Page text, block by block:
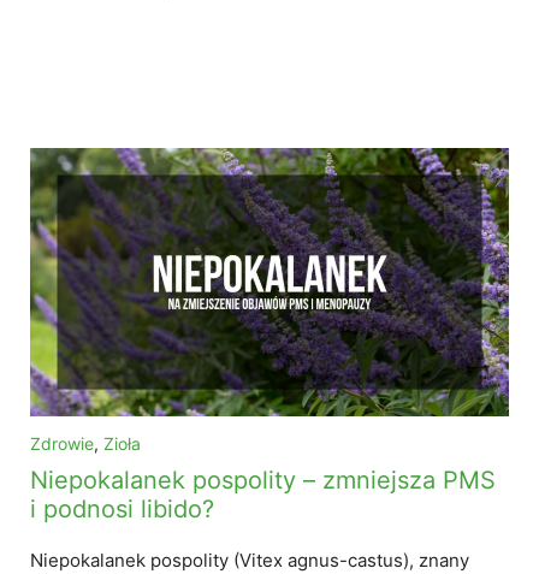
Zdrowie, Zioła
Niepokalanek pospolity – zmniejsza PMS
i podnosi libido?
Niepokalanek pospolity (Vitex agnus-castus), znany